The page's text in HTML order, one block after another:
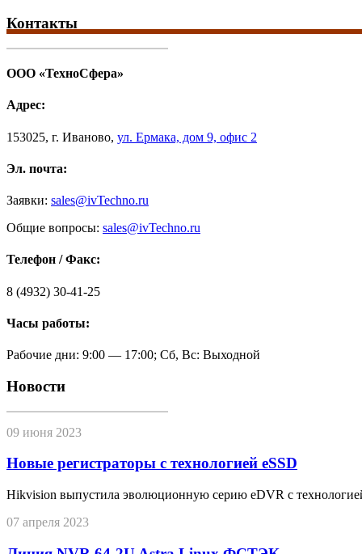
Контакты
ООО «ТехноСфера»
Адрес:
153025, г. Иваново, ул. Ермака, дом 9, офис 2
Эл. почта:
Заявки: sales@ivTechno.ru
Общие вопросы: sales@ivTechno.ru
Телефон / Факс:
8 (4932) 30-41-25
Часы работы:
Рабочие дни: 9:00 — 17:00; Сб, Вс: Выходной
Новости
09 июня 2023
Новые регистраторы с технологией eSSD
Hikvision выпустила эволюционную серию eDVR с
07 апреля 2023